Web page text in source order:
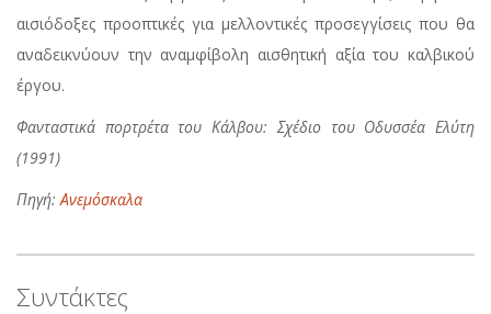
αισιόδοξες προοπτικές για μελλοντικές προσεγγίσεις που θα
αναδεικνύουν την αναμφίβολη αισθητική αξία του καλβικού
έργου.
Φανταστικά πορτρέτα του Κάλβου: Σχέδιο του Οδυσσέα Ελύτη
(1991)
Πηγή:Ανεμόσκαλα
Συντάκτες